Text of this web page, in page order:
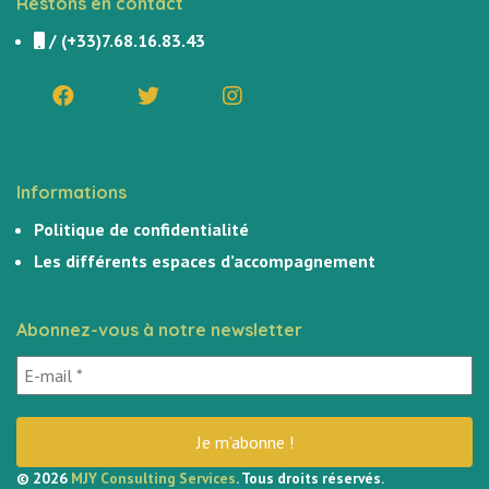
/ (+33)7.68.16.83.43
Informations
Politique de confidentialité
Les différents espaces d’accompagnement
Abonnez-vous à notre newsletter
© 2026 MJY Consulting Services. Tous droits réservés.